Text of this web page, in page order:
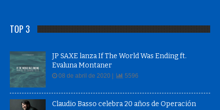
TOP 3
JP SAXE lanza If The World Was Ending ft.
Evaluna Montaner
08 de abril de 2020 | 5596
Claudio Basso celebra 20 años de Operación